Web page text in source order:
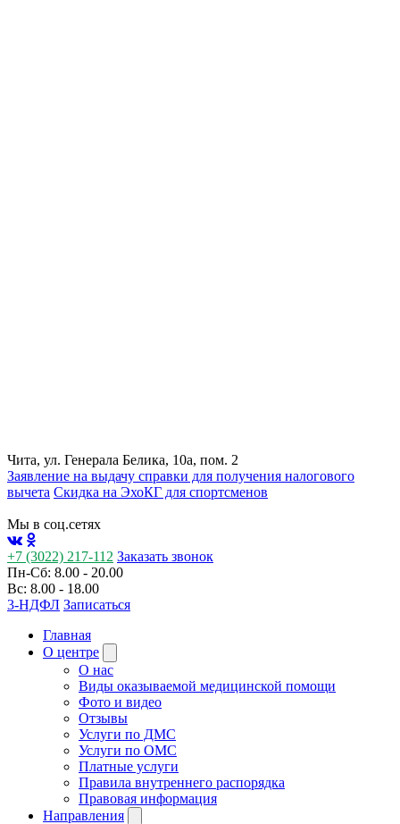
Чита, ул. Генерала Белика, 10а, пом. 2
Заявление на выдачу справки для получения налогового
вычета Cкидка на ЭхоКГ для спортсменов
Мы в соц.сетях
+7 (3022) 217-112 Заказать звонок
Пн-Сб: 8.00 - 20.00
Вс: 8.00 - 18.00
3-НДФЛ Записаться
Главная
О центре
О нас
Виды оказываемой медицинской помощи
Фото и видео
Отзывы
Услуги по ДМС
Услуги по ОМС
Платные услуги
Правила внутреннего распорядка
Правовая информация
Направления